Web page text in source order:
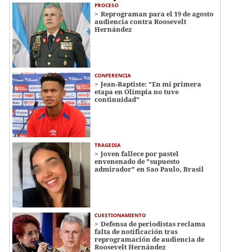
PROCESO
Reprograman para el 19 de agosto
audiencia contra Roosevelt
Hernández
CONFERENCIA
Jean-Baptiste: "En mi primera
etapa en Olimpia no tuve
continuidad"
TRAGEDIA
Joven fallece por pastel
envenenado de "supuesto
admirador" en Sao Paulo, Brasil
CUESTIONAMIENTO
Defensa de periodistas reclama
falta de notificación tras
reprogramación de audiencia de
Roosevelt Hernández